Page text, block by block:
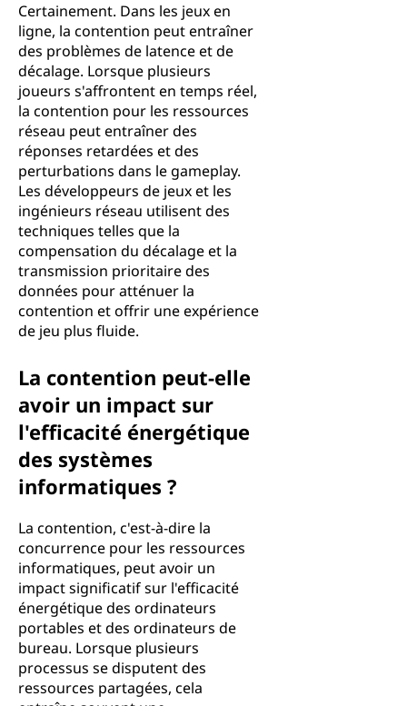
Certainement. Dans les jeux en
ligne, la contention peut entraîner
des problèmes de latence et de
décalage. Lorsque plusieurs
joueurs s'affrontent en temps réel,
la contention pour les ressources
réseau peut entraîner des
réponses retardées et des
perturbations dans le gameplay.
Les développeurs de jeux et les
ingénieurs réseau utilisent des
techniques telles que la
compensation du décalage et la
transmission prioritaire des
données pour atténuer la
contention et offrir une expérience
de jeu plus fluide.
La contention peut-elle
avoir un impact sur
l'efficacité énergétique
des systèmes
informatiques ?
La contention, c'est-à-dire la
concurrence pour les ressources
informatiques, peut avoir un
impact significatif sur l'efficacité
énergétique des ordinateurs
portables et des ordinateurs de
bureau. Lorsque plusieurs
processus se disputent des
ressources partagées, cela